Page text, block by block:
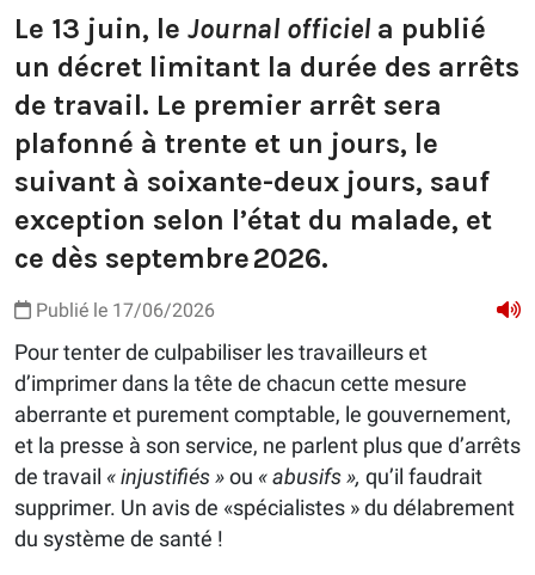
Le 13 juin, le Journal officiel a publié
un décret limitant la durée des arrêts
de travail. Le premier arrêt sera
plafonné à trente et un jours, le
suivant à soixante-deux jours, sauf
exception selon l’état du malade, et
ce dès septembre 2026.
Publié le 17/06/2026
Pour tenter de culpabiliser les travailleurs et
d’imprimer dans la tête de chacun cette mesure
aberrante et purement comptable, le gouvernement,
et la presse à son service, ne parlent plus que d’arrêts
de travail « injustifiés »ou « abusifs », qu’il faudrait
supprimer. Un avis de «spécialistes » du délabrement
du système de santé !